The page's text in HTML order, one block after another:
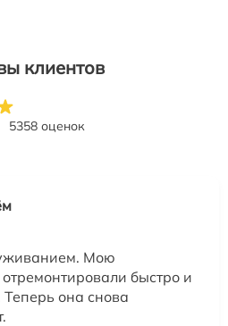
клиентов
5358 оценок
Мою
быстро и
она снова